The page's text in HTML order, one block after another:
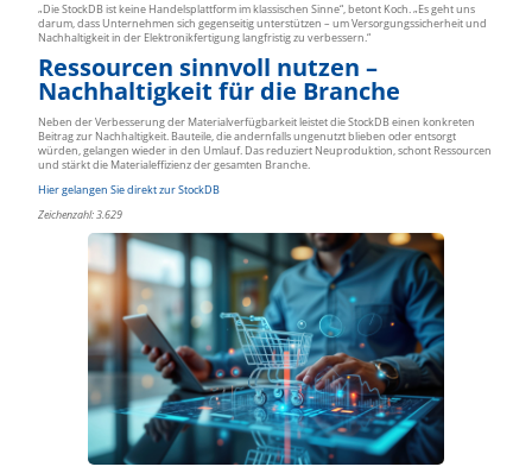
„Die StockDB ist keine Handelsplattform im klassischen Sinne“, betont Koch. „Es geht uns
darum, dass Unternehmen sich gegenseitig unterstützen – um Versorgungssicherheit und
Nachhaltigkeit in der Elektronikfertigung langfristig zu verbessern.“
Ressourcen sinnvoll nutzen –
Nachhaltigkeit für die Branche
Neben der Verbesserung der Materialverfügbarkeit leistet die StockDB einen konkreten
Beitrag zur Nachhaltigkeit. Bauteile, die andernfalls ungenutzt blieben oder entsorgt
würden, gelangen wieder in den Umlauf. Das reduziert Neuproduktion, schont Ressourcen
und stärkt die Materialeffizienz der gesamten Branche.
Hier gelangen Sie direkt zur StockDB
Zeichenzahl: 3.629